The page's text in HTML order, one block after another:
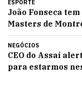
ESPORTE
João Fonseca
Masters de
NEGÓCIOS
CEO do Assaí
para estarmos